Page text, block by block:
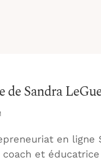
de Sandra
en ligne
et